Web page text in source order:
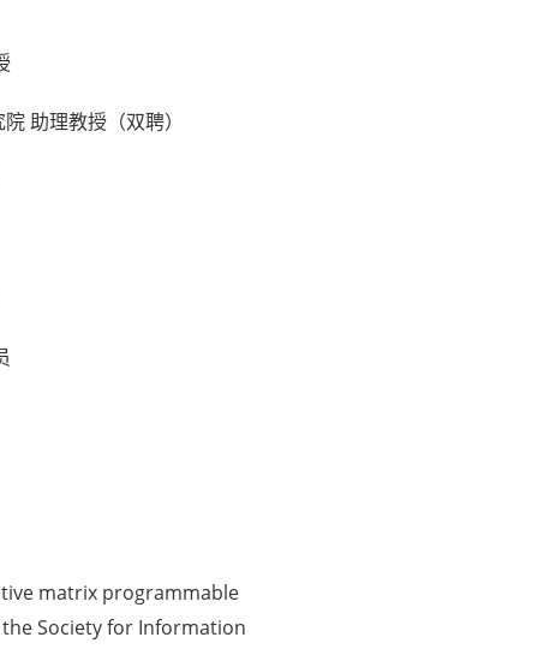
助理教授（双聘）
matrix programmable
the Society for Information